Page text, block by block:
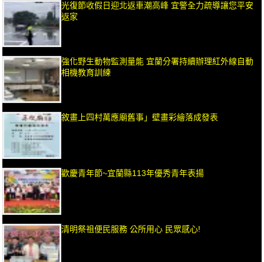
光復節收假日迎北返車潮高峰 宜警全力疏導讓您平安
返家
強化野生動物監測量能 宜蘭分署持續辦理紅外線自動
相機教育訓練
敘畫上四村萬應廟舊事」壁畫彩繪落成發表
歡慶青年節~宜蘭縣113年優秀青年表揚
清明祭祖便民服務 公所用心 民眾感心!